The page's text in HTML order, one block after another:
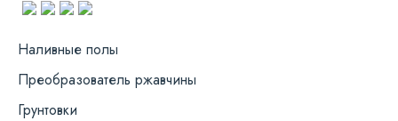
Наливные полы
Преобразователь ржавчины
Грунтовки